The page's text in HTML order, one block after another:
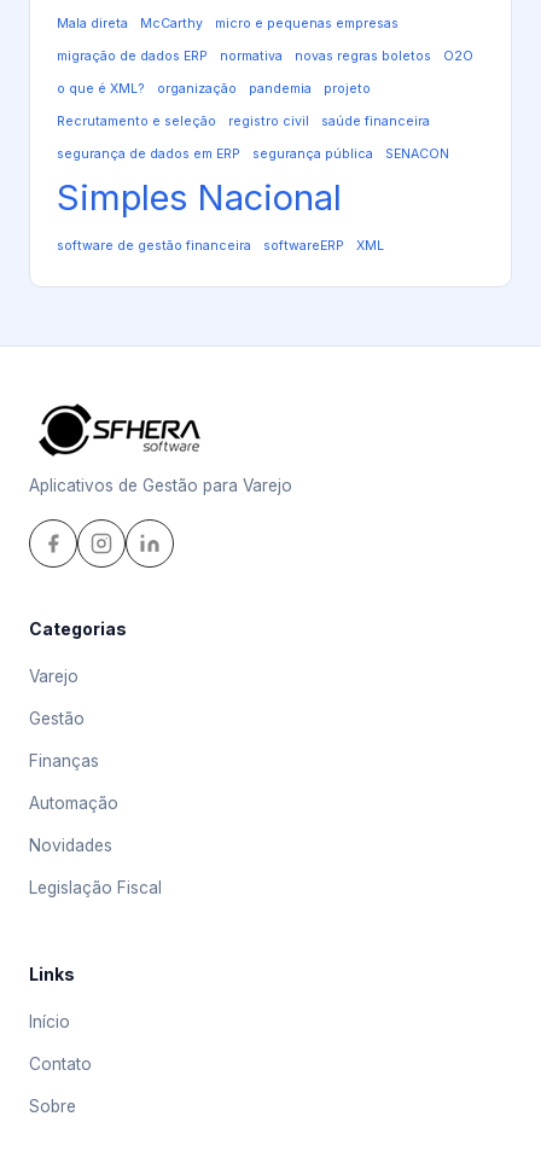
Mala direta McCarthy micro e pequenas empresas
migração de dados ERP normativa novas regras boletos O2O
o que é XML? organização pandemia projeto
Recrutamento e seleção registro civil saúde financeira
segurança de dados em ERP segurança pública SENACON
Simples Nacional
software de gestão financeira softwareERP XML
Aplicativos de Gestão para Varejo
Categorias
Varejo
Gestão
Finanças
Automação
Novidades
Legislação Fiscal
Links
Início
Contato
Sobre